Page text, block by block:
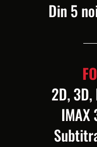
Din 5
2D,
IMAX